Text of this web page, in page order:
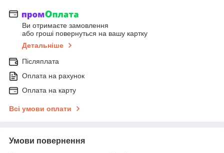
Ви отримаєте замовлення
або гроші повернуться на вашу картку
Детальніше
Післяплата
Оплата на рахунок
Оплата на карту
Всі умови оплати
Умови повернення